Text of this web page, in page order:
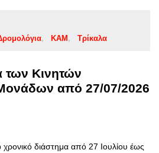
ΚΑΜ Τρίκαλα
των Κινητών
από 27/07/2026
χρονικό διάστημα από 27 Ιουλίου έως